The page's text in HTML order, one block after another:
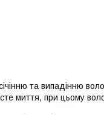
та випадінню
миття, при цьому